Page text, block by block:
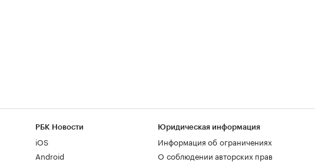
РБК Новости
iOS
Android
Юридическая информация
Информация об ограничениях
О соблюдении авторских прав